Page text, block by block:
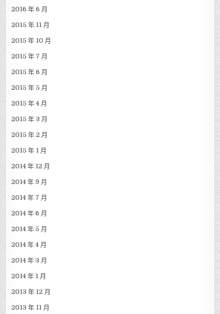
2016 年 6 月
2015 年 11 月
2015 年 10 月
2015 年 7 月
2015 年 6 月
2015 年 5 月
2015 年 4 月
2015 年 3 月
2015 年 2 月
2015 年 1 月
2014 年 12 月
2014 年 9 月
2014 年 7 月
2014 年 6 月
2014 年 5 月
2014 年 4 月
2014 年 3 月
2014 年 1 月
2013 年 12 月
2013 年 11 月